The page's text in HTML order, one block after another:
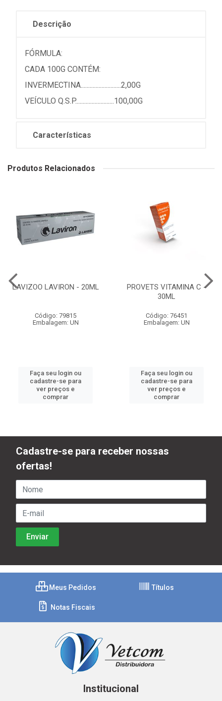
Descrição
FÓRMULA:
CADA 100G CONTÉM:
INVERMECTINA...........................2,00G
VEÍCULO Q.S.P..........................100,00G
Características
Produtos Relacionados
LAVIZOO LAVIRON - 20ML
Código: 79815
Embalagem: UN
Faça seu login ou
cadastre-se para
ver preços e
comprar
PROVETS VITAMINA C -
30ML
Código: 76451
Embalagem: UN
Faça seu login ou
cadastre-se para
ver preços e
comprar
Cadastre-se para receber nossas
ofertas!
Meus Pedidos Títulos
Notas Fiscais
Institucional